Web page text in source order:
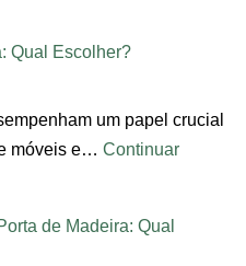
Qual Escolher?
um papel crucial
móveis e… Continuar
de Madeira: Qual